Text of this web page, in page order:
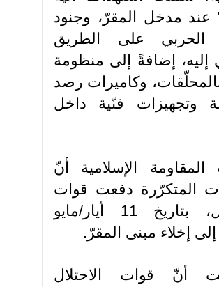
عند مدخل المقرّ، وجنود
الحربي على الطريق
إليه، إضافةً إلى منظومة
وكاميرات رصد
وتجهيزات فنّية داخل
المقاومة الإسلامية أنّ
المتكرّرة دفعت قوات
الاحتلال، بتاريخ 11 أيار/مايو
أنّ قوات الاحتلال